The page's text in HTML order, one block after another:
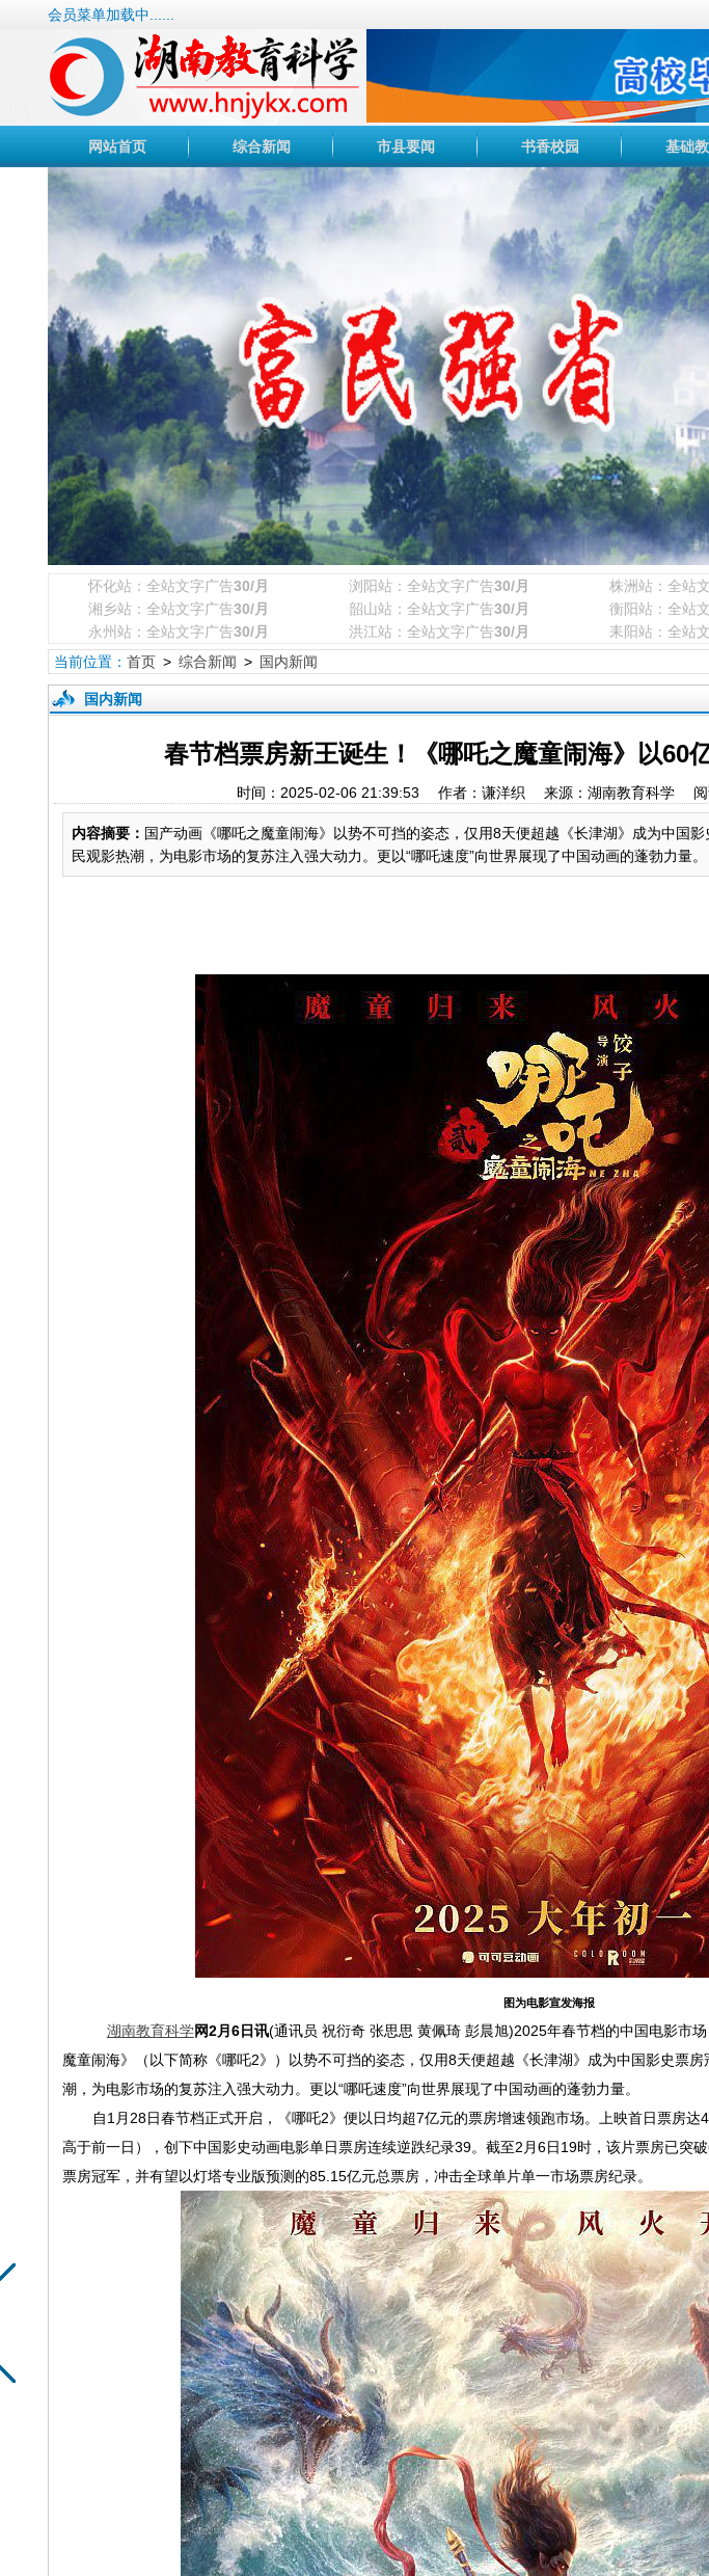
会员菜单加载中......
网站首页 综合新闻 市县要闻 书香校园 基础
怀化站：全站文字广告30/月 浏阳站：全站文字广告30/月 株洲站：全站
湘乡站：全站文字广告30/月 韶山站：全站文字广告30/月 衡阳站：全站
永州站：全站文字广告30/月 洪江站：全站文字广告30/月 耒阳站：全站
当前位置： 首页> 综合新闻 > 国内新闻
国内新闻
春节档票房新王诞生！《哪吒之魔童闹海》以60
时间：2025-02-06 21:39:53 作者：谦洋织 来源：湖南教育科学 阅
内容摘要： 国产动画《哪吒之魔童闹海》以势不可挡的姿态，仅用8天便超越《长津湖》成为中国
民观影热潮，为电影市场的复苏注入强大动力。更以“哪吒速度”向世界展现了中国动画的蓬勃力量。
图为电影宣发海报
湖南教育科学网2月6日讯(通讯员 祝衍奇 张思思 黄佩琦 彭晨旭)2025年春节档的中国电影市
魔童闹海》（以下简称《哪吒2》）以势不可挡的姿态，仅用8天便超越《长津湖》成为中国影史票
潮，为电影市场的复苏注入强大动力。更以“哪吒速度”向世界展现了中国动画的蓬勃力量。
自1 月 28日春节档正式开启，《哪吒2》便以日均超7亿元的票房增速领跑市场。上映首日票房达
高于前一日），创下中国影史动画电影单日票房连续逆跌纪录39。截至2 月6日19时，该片票房已突破
票房冠军，并有望以灯塔专业版预测的85.15亿元总票房，冲击全球单片单一市场票房纪录。